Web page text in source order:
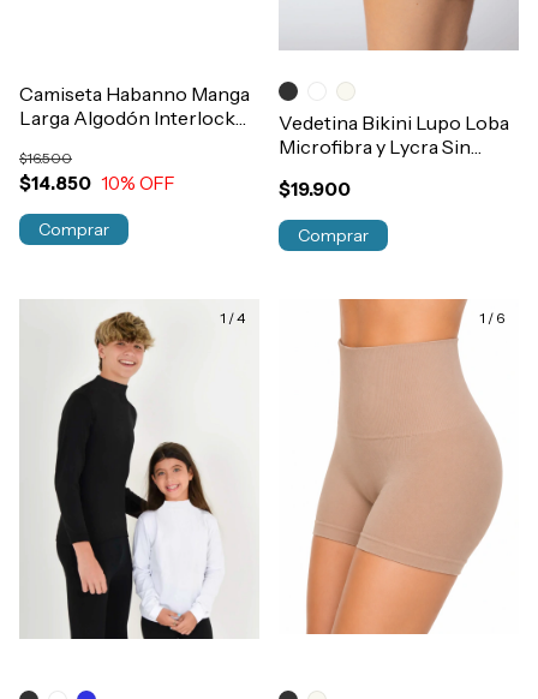
Camiseta Habanno Manga
Larga Algodón Interlock
Art.513
$14.850
$16.500
10% OFF
Comprar
Vedetina Bikini Lupo Loba
Microfibra y Lycra Sin
$19.900
Comprar
1 /4 1 / 6